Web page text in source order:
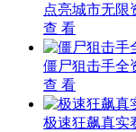
点亮城市无限
查 看
僵尸狙击手全
查 看
极速狂飙真实